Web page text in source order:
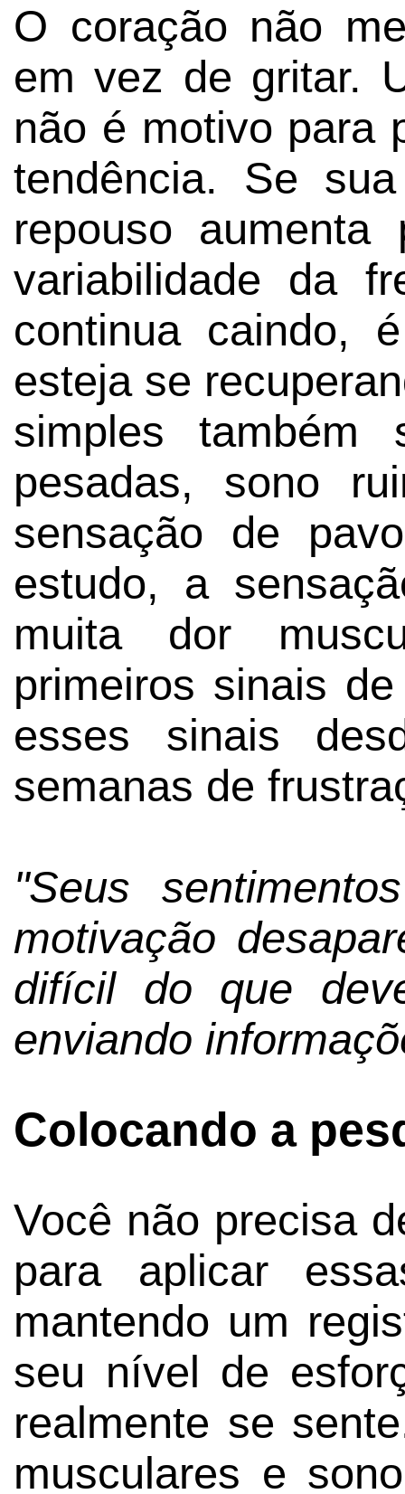
O coração não
em vez de gritar.
não é motivo para
tendência. Se
repouso
variabilidade da
continua caindo,
esteja se
simples também
pesadas, sono
sensação de
estudo, a
muita dor
primeiros sinais
esses sinais
semanas de
"Seus
motivação
difícil do que
enviando
Colocando a
Você não precisa
para aplicar
mantendo um
seu nível de
realmente se
musculares e